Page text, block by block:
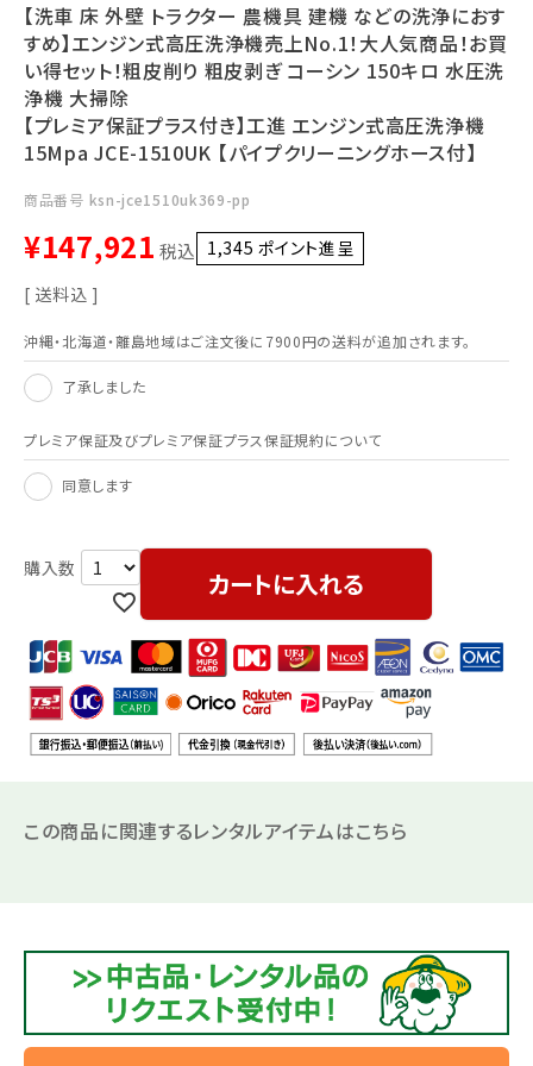
【洗車 床 外壁 トラクター 農機具 建機 などの洗浄におす
すめ】エンジン式高圧洗浄機売上No.1！大人気商品！お買
い得セット！粗皮削り 粗皮剥ぎ コーシン 150キロ 水圧洗
浄機 大掃除
【プレミア保証プラス付き】工進 エンジン式高圧洗浄機
15Mpa JCE-1510UK 【パイプクリーニングホース付】
商品番号 ksn-jce1510uk369-pp
¥147,921 税込 1,345 ポイント進呈 ]
送料込
沖縄・北海道・離島地域はご注文後に7900円の送料が追加されます。
了承しました
プレミア保証及びプレミア保証プラス保証規約について
同意します
カートに入れる
この商品に関連するレンタルアイテムはこちら